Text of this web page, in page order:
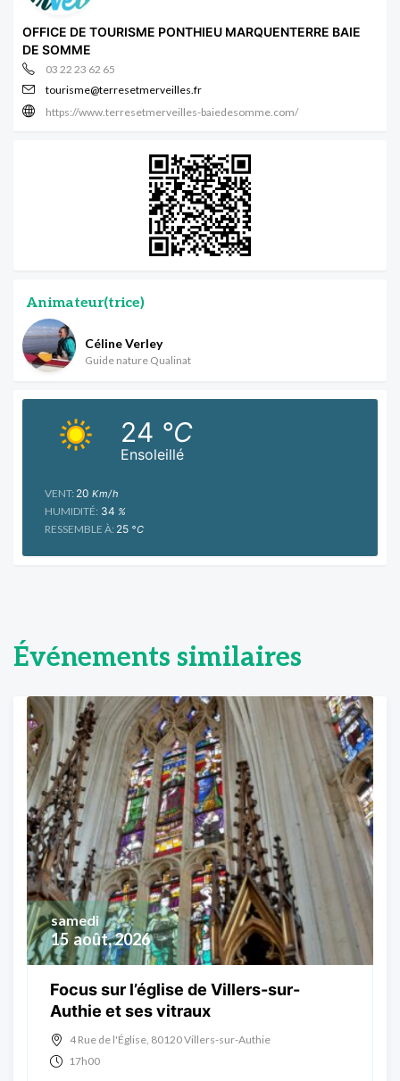
OFFICE DE TOURISME PONTHIEU MARQUENTERRE BAIE
DE SOMME
03 22 23 62 65
tourisme@terresetmerveilles.fr
https://www.terresetmerveilles-baiedesomme.com/
Animateur(trice)
Céline Verley
Guide nature Qualinat
Ensoleillé
24 °C
VENT: 20 Km/h
HUMIDITÉ: 34 %
RESSEMBLE À: 25 °C
Événements similaires
15 août, 2026
samedi
Focus sur l’église de Villers-sur-
Authie et ses vitraux
4 Rue de l'Église, 80120 Villers-sur-Authie
17h00